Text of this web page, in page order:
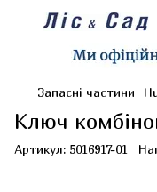
Запасні частини
Ключ
Артикул: 5016917-01